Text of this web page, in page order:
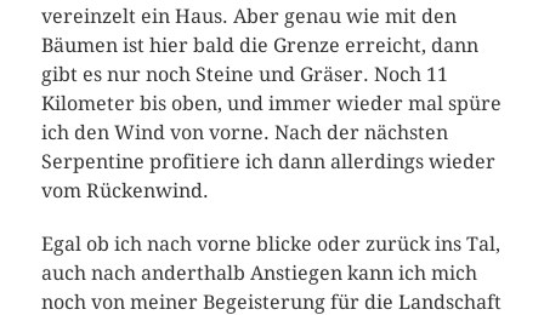
vereinzelt ein Haus. Aber genau wie mit den
Bäumen ist hier bald die Grenze erreicht, dann
gibt es nur noch Steine und Gräser. Noch 11
Kilometer bis oben, und immer wieder mal spüre
ich den Wind von vorne. Nach der nächsten
Serpentine profitiere ich dann allerdings wieder
vom Rückenwind.
Egal ob ich nach vorne blicke oder zurück ins Tal,
auch nach anderthalb Anstiegen kann ich mich
noch von meiner Begeisterung für die Landschaft